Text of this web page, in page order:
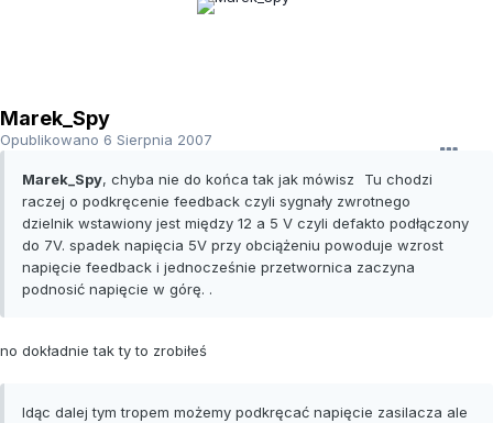
Marek_Spy
Opublikowano 6 Sierpnia 2007
Marek_Spy, chyba nie do końca tak jak mówisz
Tu chodzi
raczej o podkręcenie feedback czyli sygnały zwrotnego
dzielnik wstawiony jest między 12 a 5 V czyli defakto podłączony
do 7V. spadek napięcia 5V przy obciążeniu powoduje wzrost
napięcie feedback i jednocześnie przetwornica zaczyna
podnosić napięcie w górę. .
no dokładnie tak ty to zrobiłeś
Idąc dalej tym tropem możemy podkręcać napięcie zasilacza ale